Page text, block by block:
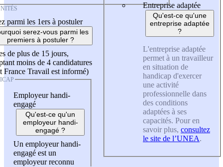
parmi les 1ers à postuler
serez-vous parmi les
premiers à postuler ?
de plus de 15 jours,
moins de 4 candidatures
France Travail est informé)
Employeur handi-
engagé
Qu'est-ce qu'un
employeur handi-
engagé ?
Un employeur handi-
engagé est un
employeur reconnu
Entreprise adaptée
Qu'est-ce qu'une
entreprise adaptée
?
L'entreprise adaptée
permet à un travailleur
en situation de
handicap d'exercer
une activité
professionnelle dans
des conditions
adaptées à ses
capacités. Pour en
savoir plus, consultez
le site de l’UNEA.